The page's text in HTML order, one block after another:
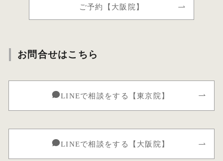
ご予約【大阪院】
お問合せはこちら
LINEで相談をする【東京院】
LINEで相談をする【大阪院】